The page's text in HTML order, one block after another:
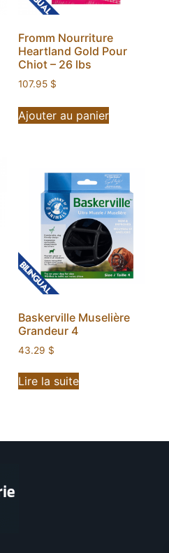
Fromm Nourriture
Heartland Gold Pour
Chiot – 26 lbs
107.95 $
Ajouter au panier
Baskerville Muselière
Grandeur 4
43.29 $
Lire la suite